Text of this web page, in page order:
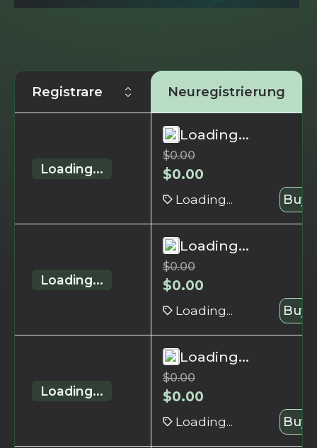
Registrare Neuregistrierung
Loading...
Loading...
$0.00
$0.00
Loading... Buy
Loading...
Loading...
$0.00
$0.00
Loading... Buy
Loading...
Loading...
$0.00
$0.00
Loading... Buy